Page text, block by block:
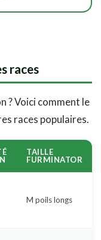
races
? Voici comment le
races populaires.
TAILLE
FURMINATOR
M poils longs